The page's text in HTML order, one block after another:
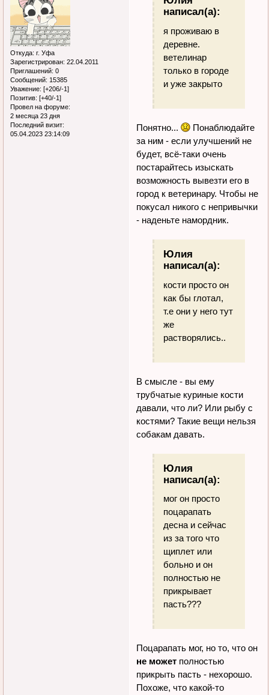
Откуда: г. Уфа
Зарегистрирован: 22.04.2011
Приглашений: 0
Сообщений: 15385
Уважение: [+206/-1]
Позитив: [+40/-1]
Провел на форуме:
2 месяца 23 дня
Последний визит:
05.04.2023 23:14:09
написал(а):
я проживаю в
деревне.
ветелинар
только в городе
и уже закрыто
Понятно...
Понаблюдайте
за ним - если улучшений не
будет, всё-таки очень
постарайтесь изыскать
возможность вывезти его в
город к ветеринару. Чтобы не
покусал никого с непривычки
- наденьте намордник.
Юлия
написал(а):
кости просто он
как бы глотал,
т.е они у него тут
же
растворялись..
В смысле - вы ему
трубчатые куриные кости
давали, что ли? Или рыбу с
костями? Такие вещи нельзя
собакам давать.
Юлия
написал(а):
мог он просто
поцарапать
десна и сейчас
из за того что
щиплет или
больно и он
полностью не
прикрывает
пасть???
Поцарапать мог, но то, что он
не может полностью
прикрыть пасть - нехорошо.
Похоже, что какой-то